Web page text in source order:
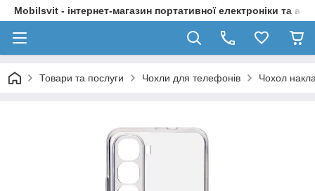
Mobilsvit - інтернет-магазин портативної електроніки та
Товари та послуги Чохли для телефонів Чохол